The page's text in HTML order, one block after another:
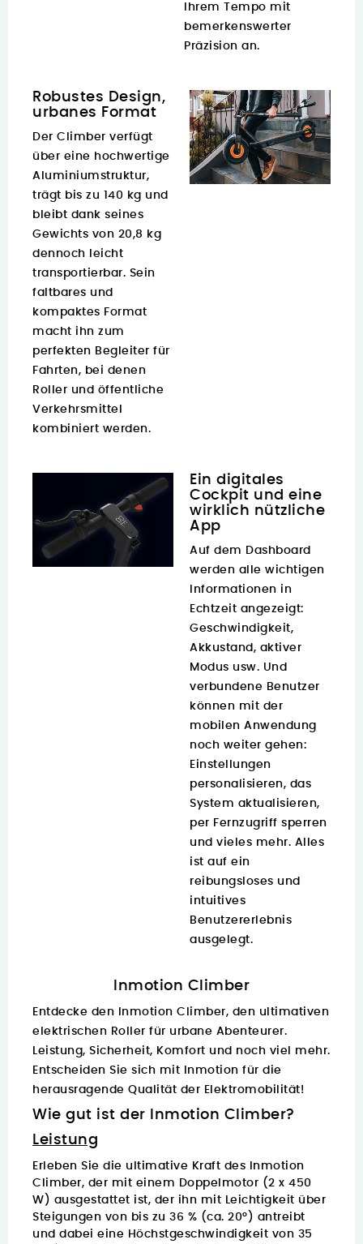
Ihrem Tempo mit
bemerkenswerter
Präzision an.
Robustes Design,
urbanes Format
Der Climber verfügt
über eine hochwertige
Aluminiumstruktur,
trägt bis zu 140 kg und
bleibt dank seines
Gewichts von 20,8 kg
dennoch leicht
transportierbar. Sein
faltbares und
kompaktes Format
macht ihn zum
perfekten Begleiter für
Fahrten, bei denen
Roller und öffentliche
Verkehrsmittel
kombiniert werden.
Ein digitales
Cockpit und eine
wirklich nützliche
App
Auf dem Dashboard
werden alle wichtigen
Informationen in
Echtzeit angezeigt:
Geschwindigkeit,
Akkustand, aktiver
Modus usw. Und
verbundene Benutzer
können mit der
mobilen Anwendung
noch weiter gehen:
Einstellungen
personalisieren, das
System aktualisieren,
per Fernzugriff sperren
und vieles mehr. Alles
ist auf ein
reibungsloses und
intuitives
Benutzererlebnis
ausgelegt.
Inmotion Climber
Entdecke den Inmotion Climber, den ultimativen
elektrischen Roller für urbane Abenteurer.
Leistung, Sicherheit, Komfort und noch viel mehr.
Entscheiden Sie sich mit
Inmotion für die
herausragende Qualität der Elektromobilität!
Wie gut ist der Inmotion Climber?
Leistung
Erleben Sie die ultimative Kraft des Inmotion
Climber, der mit einem Doppelmotor (2 x 450
W) ausgestattet ist, der ihn mit Leichtigkeit über
Steigungen von bis zu 36 % (ca. 20°) antreibt
und dabei eine Höchstgeschwindigkeit von 35